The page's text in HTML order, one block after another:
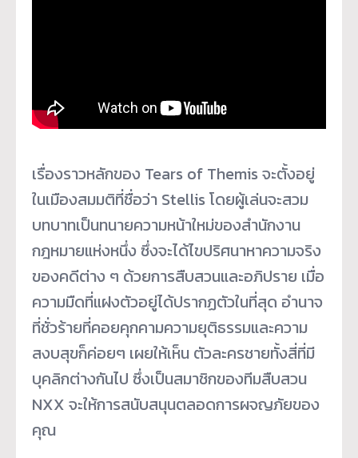
เรื่องราวหลักของ Tears of Themis จะตั้งอยู่
ในเมืองสมมติที่ชื่อว่า Stellis โดยผู้เล่นจะสวม
บทบาทเป็นทนายความหน้าใหม่ของสำนักงาน
กฎหมายแห่งหนึ่ง ซึ่งจะได้ไขปริศนาหาความจริง
ของคดีต่าง ๆ ด้วยการสืบสวนและอภิปราย เมื่อ
ความมืดที่แฝงตัวอยู่ได้ปรากฏตัวในที่สุด อำนาจ
ที่ชั่วร้ายที่คอยคุกคามความยุติธรรมและความ
สงบสุขก็ค่อยๆ เผยให้เห็น ตัวละครชายทั้งสี่ที่มี
บุคลิกต่างกันไป ซึ่งเป็นสมาชิกของทีมสืบสวน
NXX จะให้การสนับสนุนตลอดการผจญภัยของ
คุณ